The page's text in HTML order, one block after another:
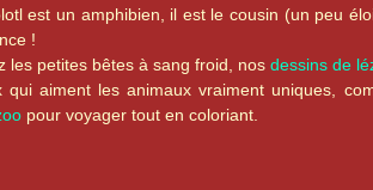
est un amphibien, il est le cousin (un peu
!
les petites bêtes à sang froid, nosdessins de
qui aiment les animaux vraiment uniques,
pour voyager tout en coloriant.